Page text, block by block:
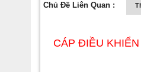
Chủ Đề Liên Quan :
CÁP ĐIỀU